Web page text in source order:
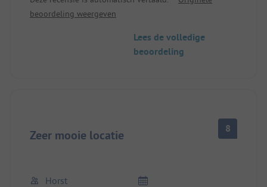
goed en schoon. We waren helemaal tevreden,
onze reis naar Noorwegen.
beoordeling weergeven
Lees de volledige
beoordeling
Zeer mooie locatie 8
Horst